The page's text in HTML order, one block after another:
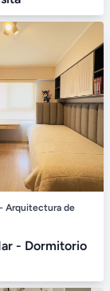
Arquitectura de
- Dormitorio